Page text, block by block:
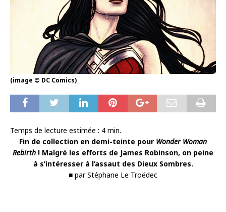
(image © DC Comics)
Temps de lecture estimée : 4 min.
Fin de collection en demi-teinte pour Wonder Woman
Rebirth ! Malgré les efforts de James Robinson, on peine
à s’intéresser à l’assaut des Dieux Sombres.
■ par Stéphane Le Troëdec